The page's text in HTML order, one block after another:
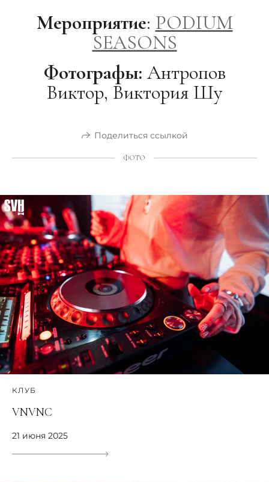
Мероприятие: PODIUM
SEASONS
Фотографы: Антропов
Виктор, Виктория Шу
Поделиться ссылкой
ФОТО
КЛУБ
VNVNC
21 июня 2025